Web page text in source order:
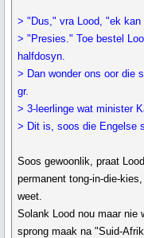
> "Dus," vra Lood, "ek
> "Presies." Toe bestel
halfdosyn.
> Dan wonder ons oor die
gr.
> 3-leerlinge wat minister
> Dit is, soos die Engelse
Soos gewoonlik, praat
permanent tong-in-die-
weet.
Solank Lood nou maar nie
sprong maak na "Suid-